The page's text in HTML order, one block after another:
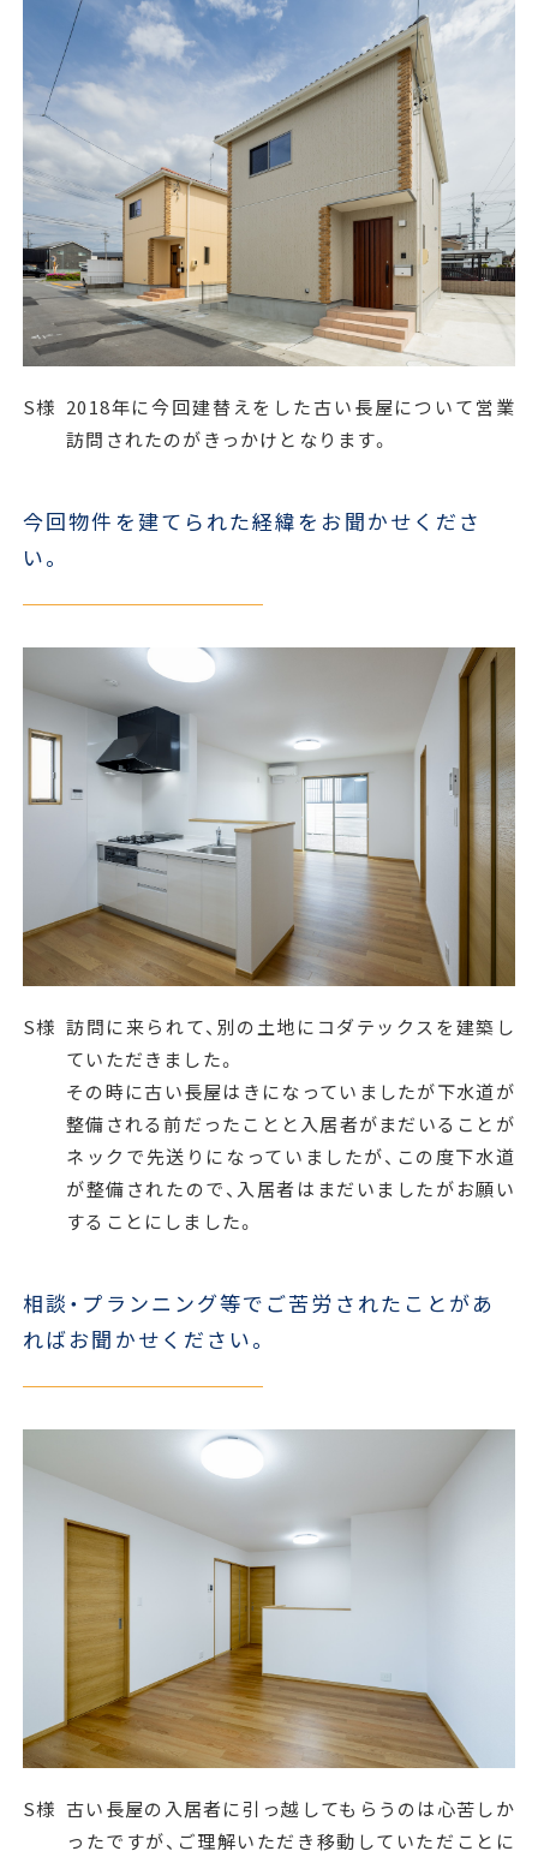
S様 2018年に今回建替えをした古い長屋について営業
訪問されたのがきっかけとなります。
今回物件を建てられた経緯をお聞かせくださ
い。
S様 訪問に来られて、別の土地にコダテックスを建築し
ていただきました。
その時に古い長屋はきになっていましたが下水道が
整備される前だったことと入居者がまだいることが
ネックで先送りになっていましたが、この度下水道
が整備されたので、入居者はまだいましたがお願い
することにしました。
相談・プランニング等でご苦労されたことがあ
ればお聞かせください。
S様 古い長屋の入居者に引っ越してもらうのは心苦しか
ったですが、ご理解いただき移動していただことに